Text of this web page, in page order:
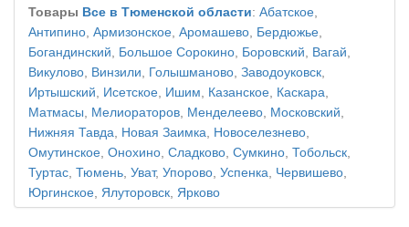
Товары Все в Тюменской области: Абатское,
Антипино, Армизонское, Аромашево, Бердюжье,
Богандинский, Большое Сорокино, Боровский, Вагай,
Викулово, Винзили, Голышманово, Заводоуковск,
Иртышский, Исетское, Ишим, Казанское, Каскара,
Матмасы, Мелиораторов, Менделеево, Московский,
Нижняя Тавда, Новая Заимка, Новоселезнево,
Омутинское, Онохино, Сладково, Сумкино, Тобольск,
Туртас, Тюмень, Уват, Упорово, Успенка, Червишево,
Юргинское, Ялуторовск, Ярково